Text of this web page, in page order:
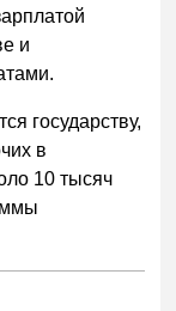
и
государству,
в
10 тысяч